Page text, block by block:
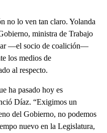
no lo ven tan claro. Yolanda
ministra de Trabajo
―el socio de coalición―
los medios de
al respecto.
ha pasado hoy es
Díaz. “Exigimos un
del Gobierno, no podemos
nuevo en la Legislatura,